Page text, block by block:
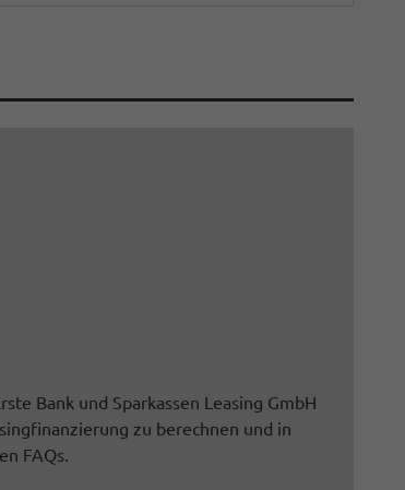
Bank und Sparkassen Leasing GmbH
zu berechnen und in
FAQs.